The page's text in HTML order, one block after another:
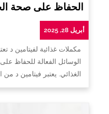
الحفاظ على صحة
أبريل 28, 2025
مكملات غذائية لفيتامين د
الوسائل الفعالة للحفاظ
الغذائي. يعتبر فيتامين د من